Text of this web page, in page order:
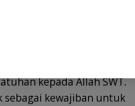
menjadikan masjid
keummatan.
Muslim
memperbanyak ibadah
kepada Allah SWT.
kewajiban untuk